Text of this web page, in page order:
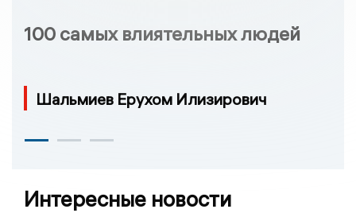
100 самых влиятельных людей
Шальмиев Ерухом Илизирович
Интересные новости